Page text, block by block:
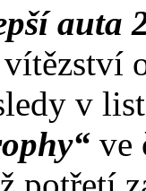
auta
v
ve